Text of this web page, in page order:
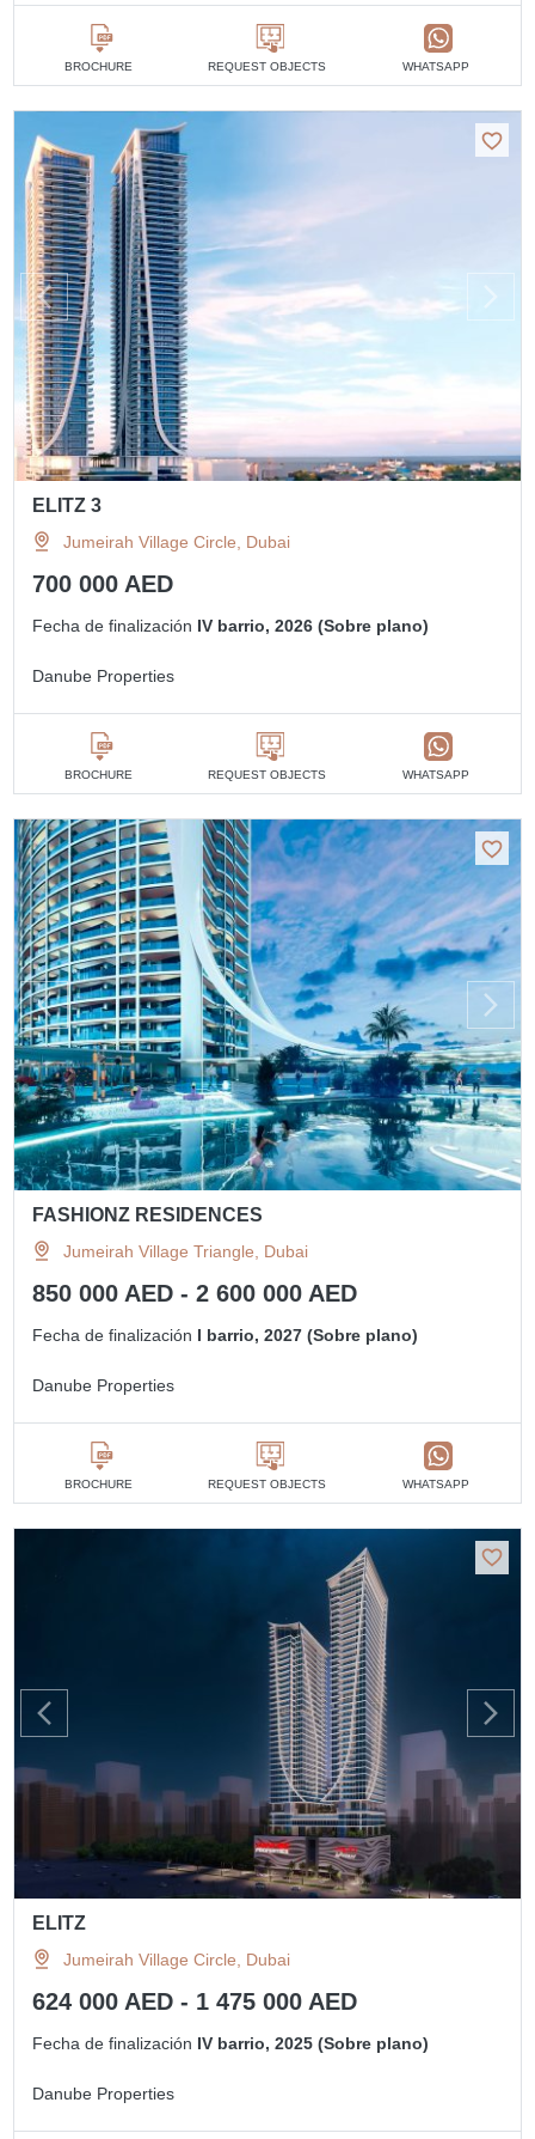
BROCHURE REQUEST OBJECTS WHATSAPP
ELITZ 3
Jumeirah Village Circle, Dubai
700 000 AED
Fecha de finalización IV barrio, 2026 (Sobre plano)
Danube Properties
BROCHURE REQUEST OBJECTS WHATSAPP
FASHIONZ RESIDENCES
Jumeirah Village Triangle, Dubai
850 000 AED - 2 600 000 AED
Fecha de finalización I barrio, 2027 (Sobre plano)
Danube Properties
BROCHURE REQUEST OBJECTS WHATSAPP
ELITZ
Jumeirah Village Circle, Dubai
624 000 AED - 1 475 000 AED
Fecha de finalización IV barrio, 2025 (Sobre plano)
Danube Properties